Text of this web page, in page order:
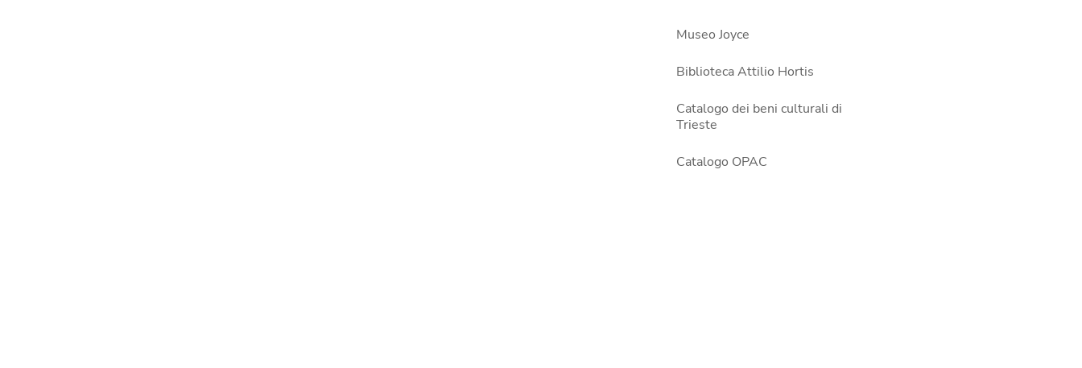
Museo Joyce
Biblioteca Attilio Hortis
Catalogo dei beni culturali di
Trieste
Catalogo OPAC